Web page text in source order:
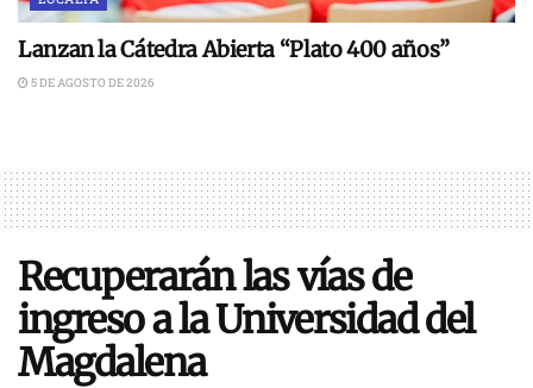
Lanzan la Cátedra Abierta “Plato 400 años”
5 DE AGOSTO DE 2026
Recuperarán las vías de
ingreso a la Universidad del
Magdalena